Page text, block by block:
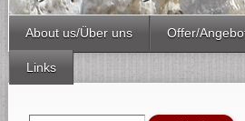
About us/Über uns Offer/
Links